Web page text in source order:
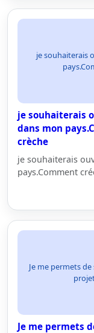
je souhaiterais
je souhaiterais
dans mon
crèche
je souhaiterais
pays.Comment
Je me permets
Je me permets